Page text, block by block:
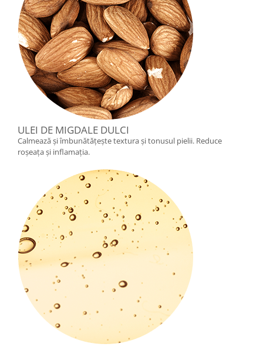
ULEI DE MIGDALE DULCI
Calmează și îmbunătățește textura și tonusul pielii. Reduce
roșeața și inflamația.